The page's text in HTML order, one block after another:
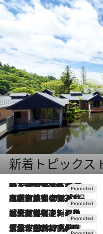
新着トピック
2026.8.7
【トンボの足水浴】ヒノキの香りに包まれて涼感マックス！約13℃の湧水かけ流しを避暑地「星野温泉 トンボの湯」で体験
2026.7.31
【ホテル帰省】という選択肢をOMOが提案。家族とほどよい距離を保つには「昼は実家、夜は気兼ねなくホテルで！」
2026.7.24
【夏限定ディナーコース】旬を迎える稚鮎や花ズッキーニなどをイタリア・トスカーナの郷土料理の手法で満喫！
2026.7.17
「土佐和ハーブかき氷」がOMO7高知に登場！生姜、山椒、大葉など目にも舌にも涼を呼ぶ郷土の味